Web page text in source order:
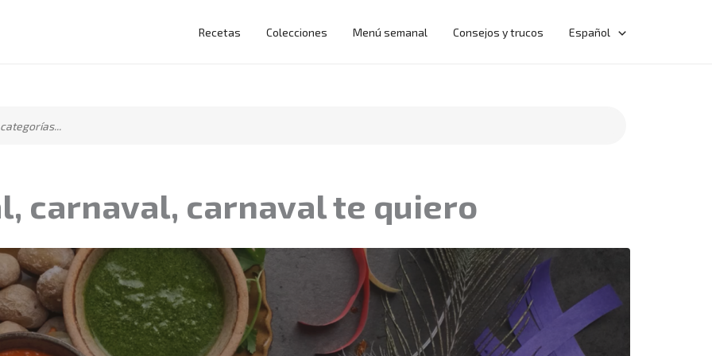
Recetas Colecciones Menú semanal Consejos y trucos Español
carnaval, carnaval te quiero